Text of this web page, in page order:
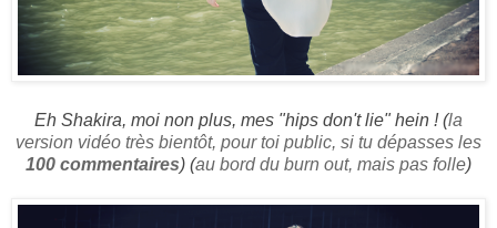
Eh Shakira, moi non plus, mes "hips don't lie" hein ! (la
version vidéo très bientôt, pour toi public, si tu dépasses les
100 commentaires) (au bord du burn out, mais pas folle)